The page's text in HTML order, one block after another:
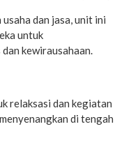
dan jasa, unit ini
untuk
kewirausahaan.
relaksasi dan kegiatan
di tengah